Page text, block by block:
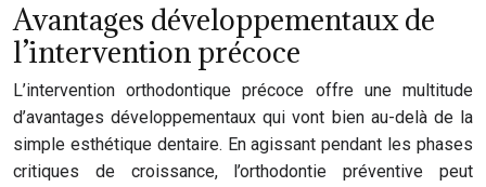
Avantages développementaux de
l’intervention précoce
L’intervention orthodontique précoce offre une multitude
d’avantages développementaux qui vont bien au-delà de la
simple esthétique dentaire. En agissant pendant les phases
critiques de croissance, l’orthodontie préventive peut